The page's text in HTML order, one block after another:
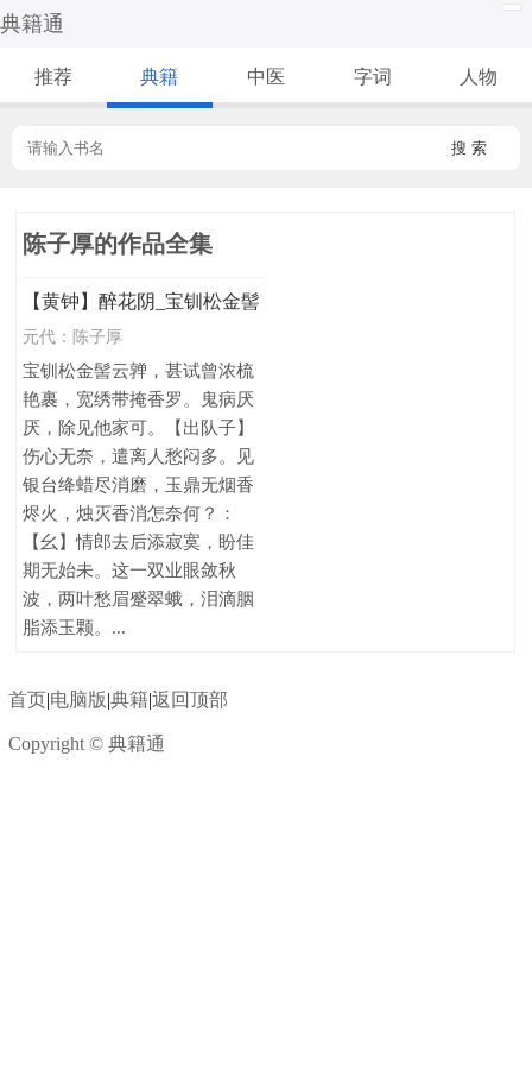
典籍通
推荐 典籍 中医 字词 人物
搜 索
陈子厚的作品全集
【黄钟】醉花阴_宝钏松金髻
元代： 陈子厚
宝钏松金髻云亸，甚试曾浓梳
艳裹，宽绣带掩香罗。鬼病厌
厌，除见他家可。【出队子】
伤心无奈，遣离人愁闷多。见
银台绛蜡尽消磨，玉鼎无烟香
烬火，烛灭香消怎奈何？：
【幺】情郎去后添寂寞，盼佳
期无始未。这一双业眼敛秋
波，两叶愁眉蹙翠蛾，泪滴胭
脂添玉颗。...
首页|电脑版|典籍|返回顶部
Copyright © 典籍通